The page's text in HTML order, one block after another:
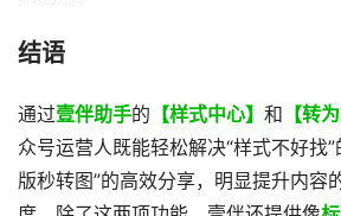
结语
通过壹伴助手的 【样式中心】 和 【转
众号运营人既能轻松解决“样式不好找
版秒转图”的高效分享，明显提升内容